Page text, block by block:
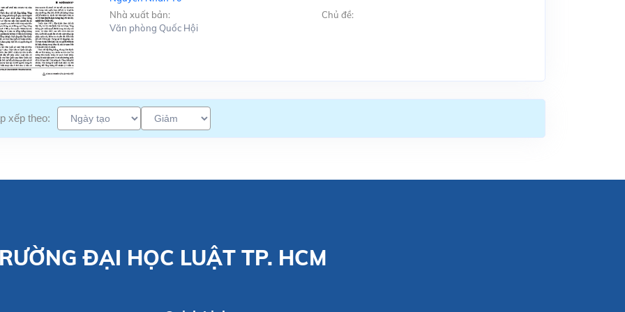
Nhà xuất bản:
Văn phòng Quốc Hội
Chủ đề:
xếp theo:
ĐẠI HỌC LUẬT TP. HCM